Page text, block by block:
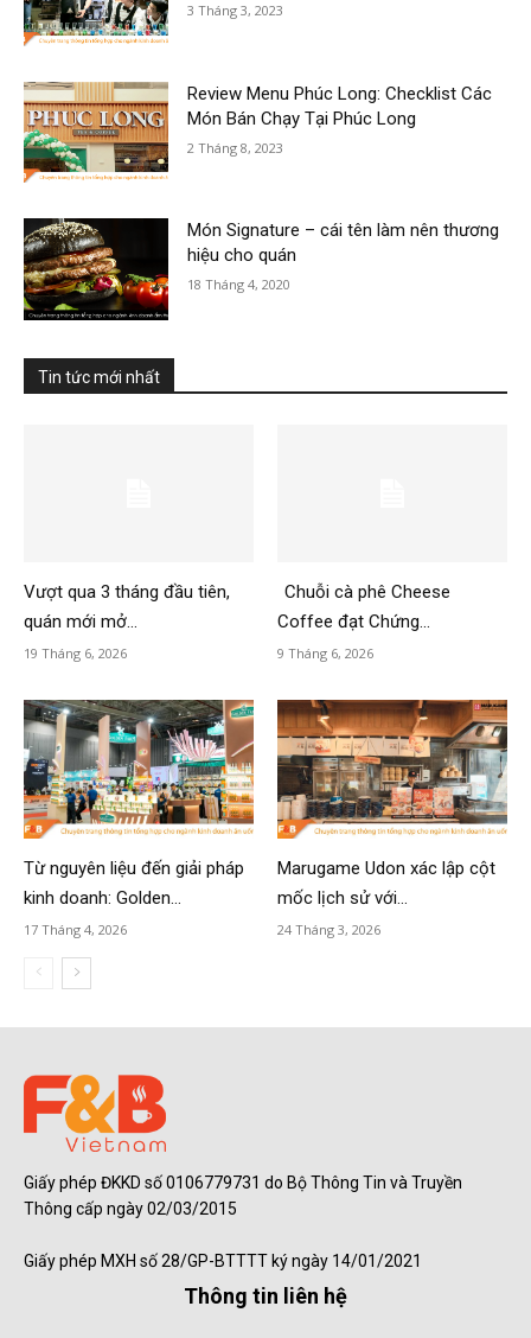
3 Tháng 3, 2023
Review Menu Phúc Long: Checklist Các
Món Bán Chạy Tại Phúc Long
2 Tháng 8, 2023
Món Signature – cái tên làm nên thương
hiệu cho quán
18 Tháng 4, 2020
Tin tức mới nhất
Vượt qua 3 tháng đầu tiên,
quán mới mở...
19 Tháng 6, 2026
Chuỗi cà phê Cheese
Coffee đạt Chứng...
9 Tháng 6, 2026
Từ nguyên liệu đến giải pháp
kinh doanh: Golden...
17 Tháng 4, 2026
Marugame Udon xác lập cột
mốc lịch sử với...
24 Tháng 3, 2026
Giấy phép ĐKKD số 0106779731 do Bộ Thông Tin và Truyền
Thông cấp ngày 02/03/2015
Giấy phép MXH số 28/GP-BTTTT ký ngày 14/01/2021
Thông tin liên hệ